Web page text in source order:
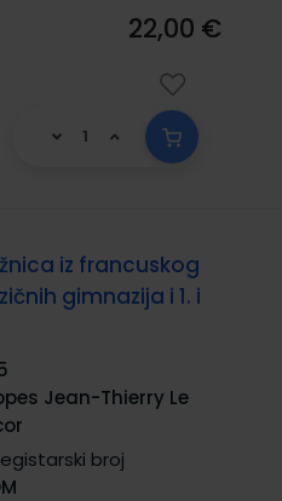
22,00 €
iz francuskog
gimnazija i 1. i
Jean-Thierry Le
broj